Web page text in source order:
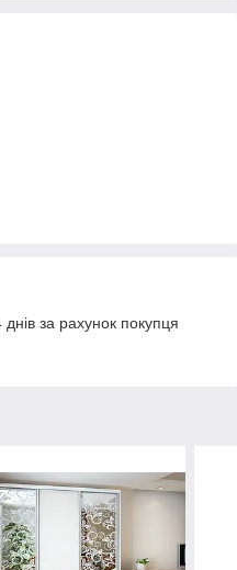
за рахунок покупця